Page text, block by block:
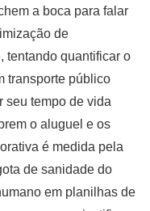
a boca para falar
de
tentando quantificar o
transporte público
seu tempo de vida
o aluguel e os
é medida pela
de sanidade do
em planilhas de